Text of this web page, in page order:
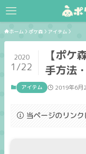
ホーム ポケ森 アイテム
【ポケ
手方法
2020
1/22
アイテム 2019年6月
当ページのリンク